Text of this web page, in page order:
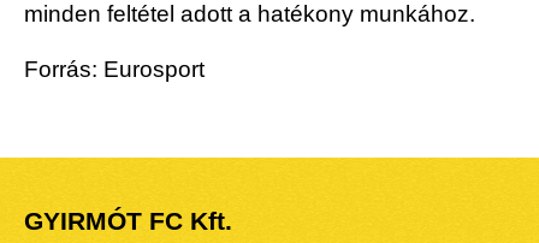
minden feltétel adott a hatékony munkához.
Forrás: Eurosport
GYIRMÓT FC Kft.